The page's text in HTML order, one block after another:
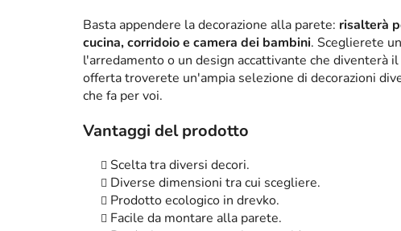
Basta appendere la decorazione alla parete: risalterà
cucina, corridoio e camera dei bambini. Sceglierete
l'arredamento o un design accattivante che diventerà
offerta troverete un'ampia selezione di decorazioni
che fa per voi.
Vantaggi del prodotto
Scelta tra diversi decori.
Diverse dimensioni tra cui scegliere.
Prodotto ecologico in drevko.
Facile da montare alla parete.